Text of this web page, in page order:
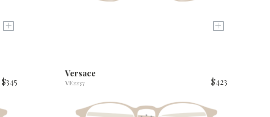
+ +
$345
Versace
VE2237 $423